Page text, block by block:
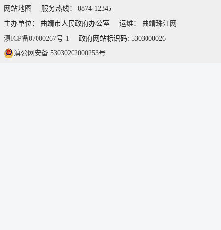
网站地图
服务热线： 0874-12345
主办单位： 曲靖市人民政府办公室
运维： 曲靖珠江网
滇ICP备07000267号-1
政府网站标识码: 5303000026
滇公网安备 53030202000253号